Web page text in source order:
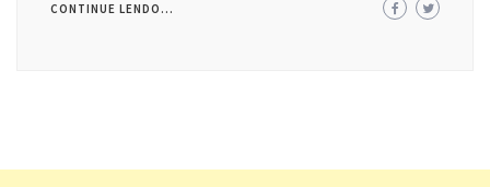
CONTINUE LENDO...